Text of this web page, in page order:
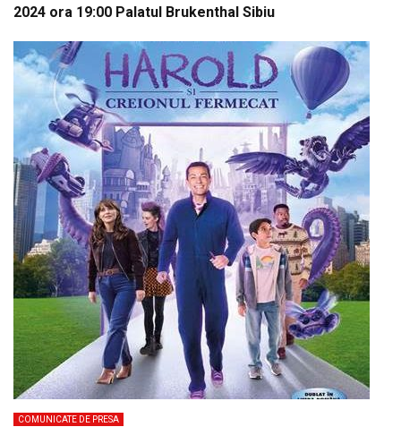
2024 ora 19:00 Palatul Brukenthal Sibiu
COMUNICATE DE PRESA